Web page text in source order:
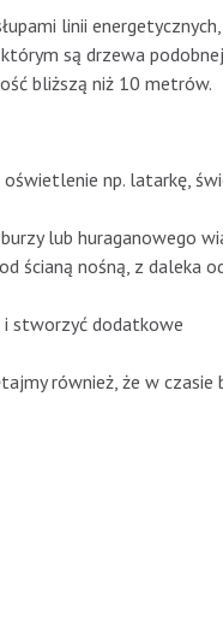
linii
są drzewa podobnej
bliższą niż 10 metrów.
np. latarkę,
lub huraganowego
ścianą nośną, z daleka
stworzyć dodatkowe
również, że w czasie